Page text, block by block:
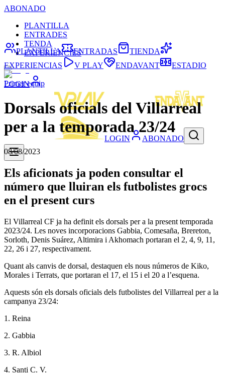
ABONADO
PLANTILLA
ENTRADES
TENDA
EXPERIÈNCIES
LOGIN
LOGIN ABONADO
PLANTILLA ENTRADAS
TIENDA
EXPERIENCIAS
V PLAY ENDAVANT ESTADIO
Primer equip
Dorsals oficials del Villarreal
per a la temporada 23/24
08/08/2023
Els aficionats ja poden consultar el
número que lluiran els futbolistes grocs
en el present curs
El Villarreal CF ja ha definit els dorsals per a la present temporada
2023/24. Les noves incorporacions Gabbia, Comesaña, Brereton,
Sorloth, Denis Suárez, Altimira i Akhomach portaran el 2, 4, 9, 11,
22, 26 i 27, respectivament.
Quant als canvis de dorsal, destaquen els nous números de Kiko,
Morales i Terrats, que portaran el 17, el 15 i el 20 a l’esquena.
Aquests són els dorsals oficials dels futbolistes del Villarreal per a la
campanya 23/24:
1. Reina
2. Gabbia
3. R. Albiol
4. Santi C. V.